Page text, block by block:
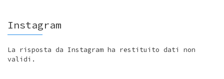
Instagram
La risposta da Instagram ha restituito dati non
validi.